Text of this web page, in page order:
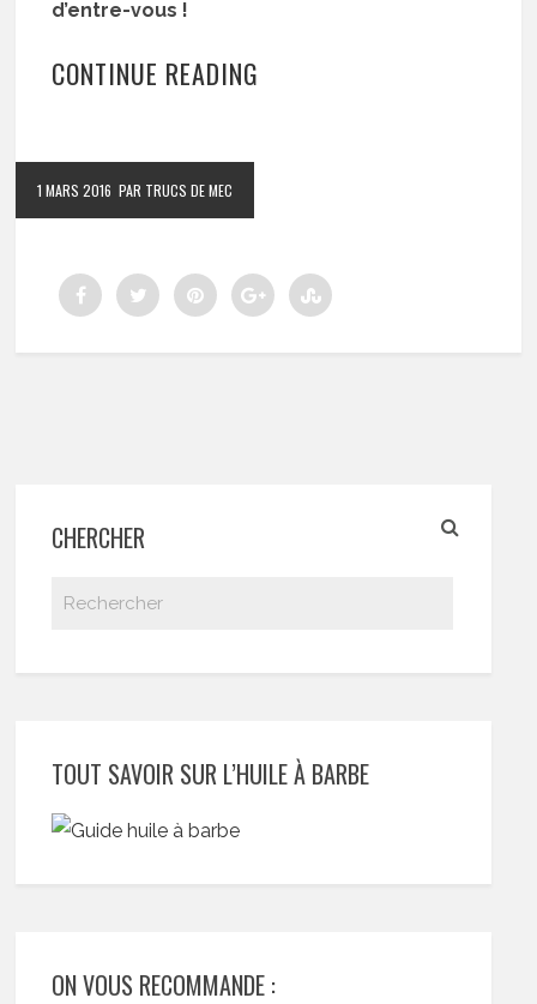
d’entre-vous !
CONTINUE READING
1 MARS 2016 PAR TRUCS DE MEC
CHERCHER
TOUT SAVOIR SUR L’HUILE À BARBE
ON VOUS RECOMMANDE :